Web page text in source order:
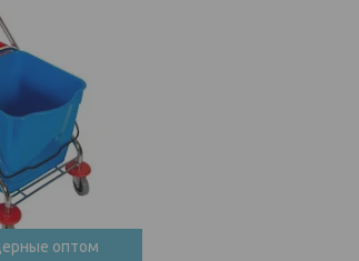
оптом